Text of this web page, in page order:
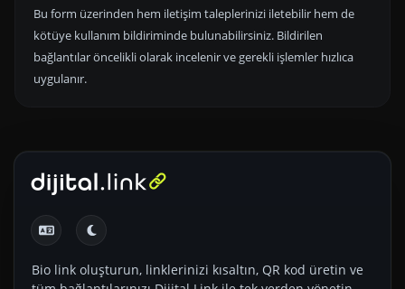
Bu form üzerinden hem iletişim taleplerinizi iletebilir hem de
kötüye kullanım bildiriminde bulunabilirsiniz. Bildirilen
bağlantılar öncelikli olarak incelenir ve gerekli işlemler hızlıca
uygulanır.
Bio link oluşturun, linklerinizi kısaltın, QR kod üretin ve